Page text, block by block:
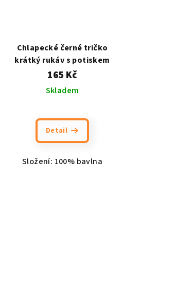
Chlapecké černé tričko
krátký rukáv s potiskem
165 Kč
Skladem
Detail
Složení: 100% bavlna